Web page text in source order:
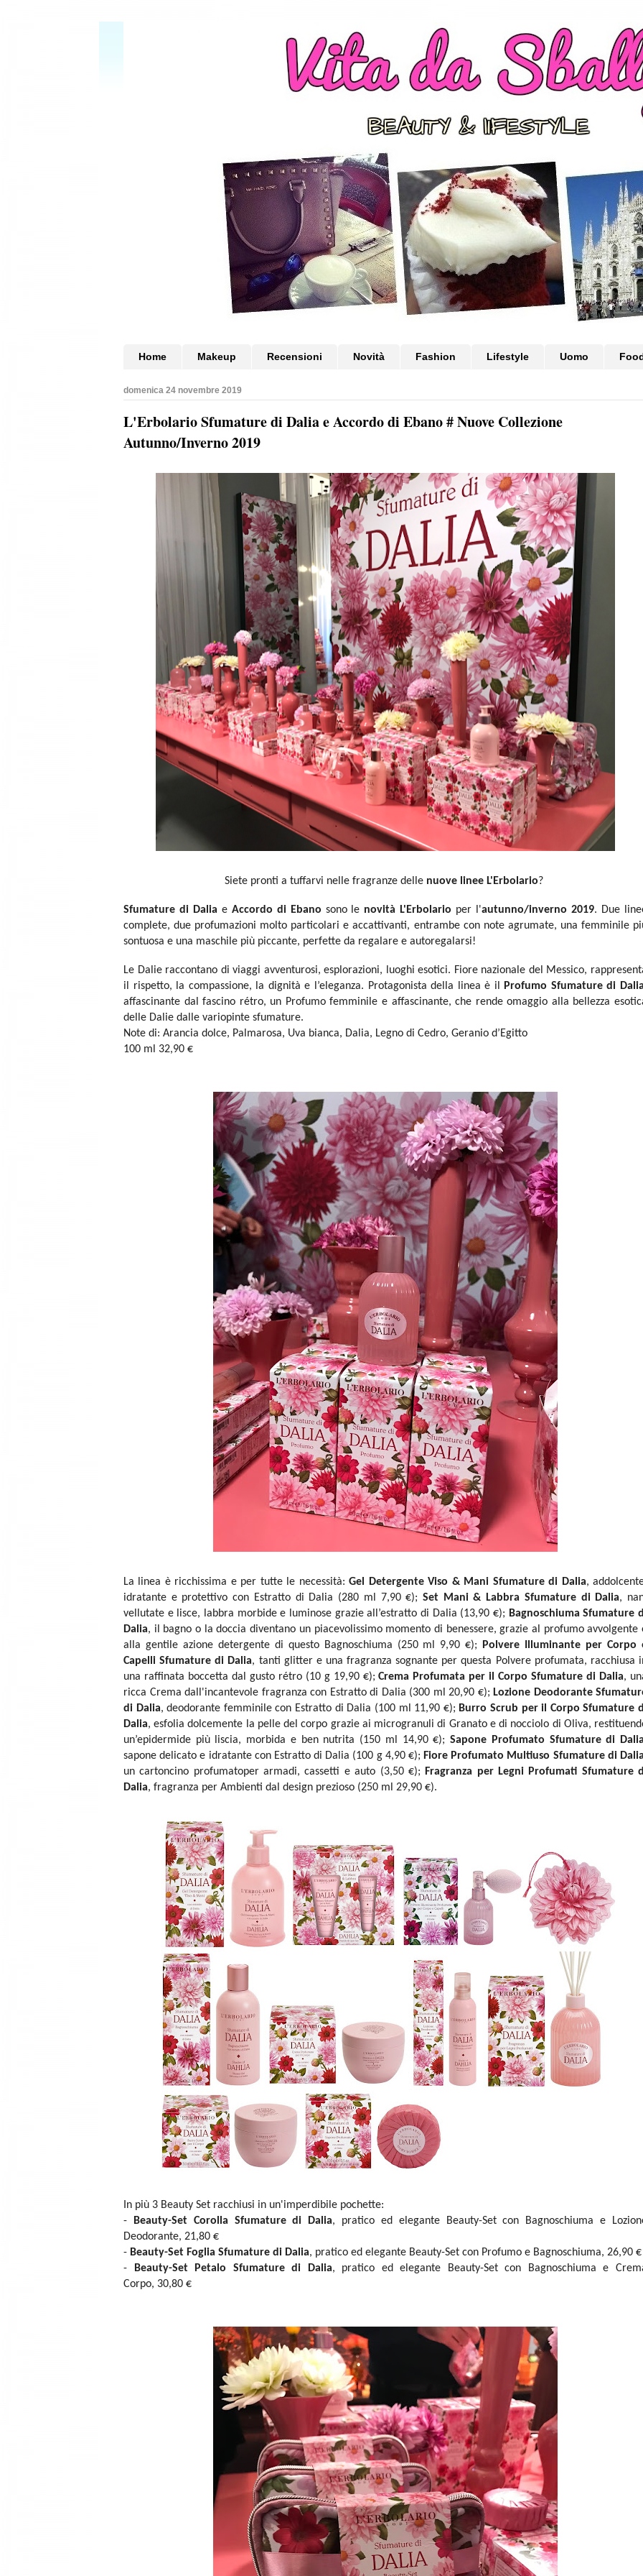
Home Makeup Recensioni Novità Fashion Lifestyle Uomo
domenica 24 novembre 2019
L'Erbolario Sfumature di Dalia e Accordo di Ebano # Nuove Collezione
Autunno/Inverno 2019
Siete pronti a tuffarvi nelle fragranze delle nuove linee L'Erbolario?
Sfumature di Dalia eAccordo di Ebano sono le novità L'Erbolario per l'autunno/inverno 2019. Due
complete, due profumazioni molto particolari e accattivanti, entrambe con note agrumate, una femminile
sontuosa e una maschile più piccante, perfette da regalare e autoregalarsi!
Le Dalie raccontano di viaggi avventurosi, esplorazioni, luoghi esotici. Fiore nazionale del Messico,
il rispetto, la compassione, la dignità e l’eleganza. Protagonista della linea è il
Profumo Sfumature di
affascinante dal fascino rétro, un Profumo femminile e affascinante, che rende omaggio alla bellezza
delle Dalie dalle variopinte sfumature.
Note di: Arancia dolce, Palmarosa, Uva bianca, Dalia, Legno di Cedro, Geranio d’Egitto
100 ml 32,90 €
La linea è ricchissima e per tutte le necessità:Gel Detergente Viso & Mani Sfumature di Dalia,
idratante e protettivo con Estratto di Dalia (280 ml 7,90 €); Set Mani & Labbra Sfumature di Dalia,
vellutate e lisce, labbra morbide e luminose grazie all’estratto di Dalia (13,90 €); Bagnoschiuma Sfumature
Dalia, il bagno o la doccia diventano un piacevolissimo momento di benessere, grazie al profumo avvolgente
alla gentile azione detergente di questo Bagnoschiuma (250 ml 9,90 €);
Polvere Illuminante per Corpo
Capelli Sfumature di Dalia, tanti glitter e una fragranza sognante per questa Polvere profumata, racchiusa
una raffinata boccetta dal gusto rétro (10 g 19,90 €);Crema Profumata per il Corpo Sfumature di Dalia,
ricca Crema dall'incantevole fragranza con Estratto di Dalia (300 ml 20,90 €); Lozione Deodorante
di Dalia, deodorante femminile con Estratto di Dalia (100 ml 11,90 €); Burro Scrub per il Corpo Sfumature
Dalia, esfolia dolcemente la pelle del corpo grazie ai microgranuli di Granato e di nocciolo di Oliva,
un’epidermide più liscia, morbida e ben nutrita (150 ml 14,90 €);Sapone Profumato Sfumature di
sapone delicato e idratante con Estratto di Dalia (100 g 4,90 €); Fiore Profumato Multiuso Sfumature di
un cartoncino profumatoper armadi, cassetti e auto (3,50 €);
Fragranza per Legni Profumati Sfumature
Dalia, fragranza per Ambienti dal design prezioso (250 ml 29,90 €).
In più 3 Beauty Set racchiusi in un'imperdibile pochette:
- Beauty-Set Corolla Sfumature di Dalia, pratico ed elegante Beauty-Set con Bagnoschiuma e
Deodorante, 21,80 €
- Beauty-Set Foglia Sfumature di Dalia, pratico ed elegante Beauty-Set con Profumo e Bagnoschiuma, 26,90 €
-
Beauty-Set Petalo Sfumature di Dalia, pratico ed elegante Beauty-Set con Bagnoschiuma e
Corpo, 30,80 €